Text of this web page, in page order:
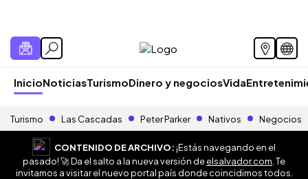
InicioNoticiasTurismoDinero y negociosVida
Turismo Las Cascadas Peter Parker Nativos Negocios
CONTENIDO DE ARCHIVO:¡Estás navegando en el
pasado! 🚀 Da el salto a la nueva versión deelsalvador.com . Te
invitamos a visitar el nuevo portal país donde coincidimos todos.